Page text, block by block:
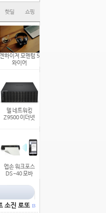
젠하이저 모멘텀 5
와이어
델 네트워킹
Z9500 이더넷
엡손 워크포스
DS-40 모바
소진 로또 13